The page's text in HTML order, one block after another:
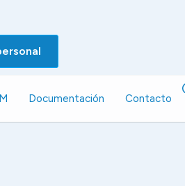
Documentación Contacto